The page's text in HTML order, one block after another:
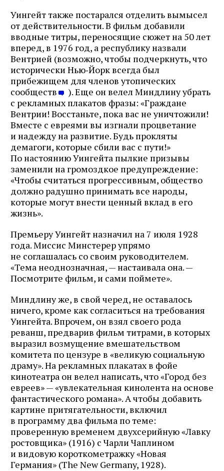
Уингейт также постарался отделить вымысел
от действительности. В фильм добавили
вводные титры, переносящие сюжет на 50 лет
вперед, в 1976 год, а республику назвали
Вентрией (возможно, чтобы подчеркнуть, что
исторически Нью‑Йорк всегда был
прибежищем для членов утопических
сообществ
). Еще он велел Миндлину убрать
с рекламных плакатов фразы: «Граждане
Вентрии! Восстаньте, пока вас не уничтожили!
Вместе с евреями вы изгнали процветание
и надежду на развитие. Будь прокляты
демагоги, которые сбили вас с пути!»
По настоянию Уингейта пылкие призывы
заменили на громоздкое предупреждение:
«Чтобы считаться прогрессивным, общество
должно радушно принимать все народы,
которые могут внести ценный вклад в его
жизнь».
Премьеру Уингейт назначил на 7 июля 1928
года. Миссис Минстерер упрямо
не соглашалась со своим руководителем.
«Тема неоднозначная, — настаивала она. —
Посмотрите фильм, и сами поймете».
Миндлину же, в свой черед, не оставалось
ничего, кроме как согласиться на требования
Уингейта. Впрочем, он взял своего рода
реванш, предварив фильм титрами, в которых
выразил возмущение вмешательством
комитета по цензуре в «великую социальную
драму». На рекламных плакатах в фойе
кинотеатра он велел написать, что «Город без
евреев» — «увлекательная кинолента на основе
фантастического романа». А чтобы добавить
картине притягательности, включил
в программу два фильма по теме:
проверенную временем двухсерийную «Лавку
ростовщика» (1916) с Чарли Чаплином
и видовую короткометражку «Новая
Германия» (The New Germany, 1928).